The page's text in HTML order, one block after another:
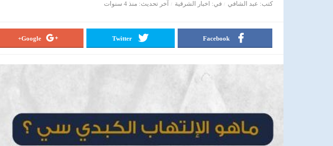
كتب عبد الشافي في اخبار الشرقية آخر تحديث منذ 4 سنوات
Facebook
Twitter
Google+